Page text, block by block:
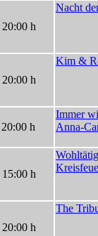
20:00 h
Nacht
20:00 h
Kim &
20:00 h
Immer
Anna-
15:00 h
20:00 h
The